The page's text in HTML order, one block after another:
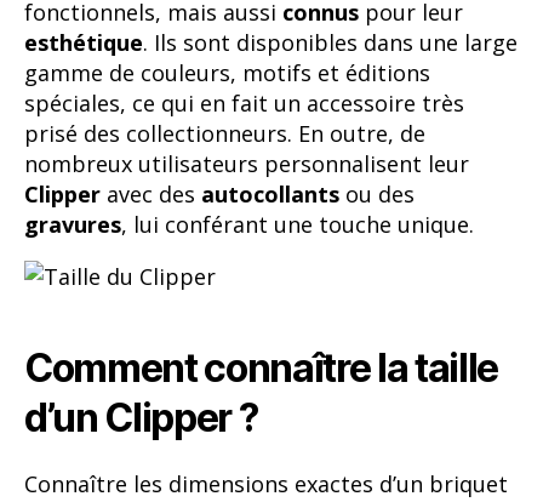
fonctionnels, mais aussi connus pour leur
esthétique. Ils sont disponibles dans une large
gamme de couleurs, motifs et éditions
spéciales, ce qui en fait un accessoire très
prisé des collectionneurs. En outre, de
nombreux utilisateurs personnalisent leur
Clipper avec des autocollants ou des
gravures, lui conférant une touche unique.
Comment connaître la taille
d’un Clipper ?
Connaître les dimensions exactes d’un briquet